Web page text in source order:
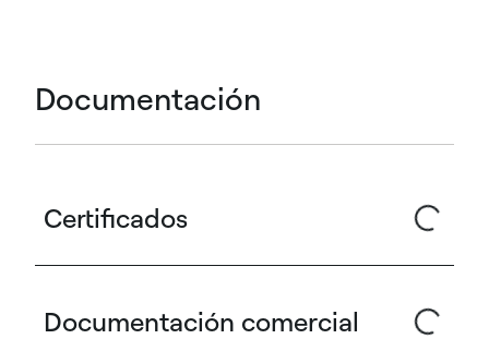
Documentación
Certificados
Documentación comercial